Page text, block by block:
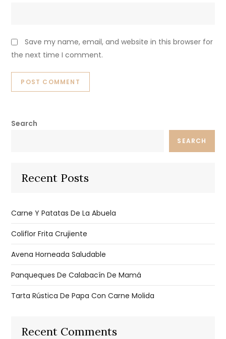
Save my name, email, and website in this browser for
the next time I comment.
Search
SEARCH
Recent Posts
Carne Y Patatas De La Abuela
Coliflor Frita Crujiente
Avena Horneada Saludable
Panqueques De Calabacín De Mamá
Tarta Rústica De Papa Con Carne Molida
Recent Comments